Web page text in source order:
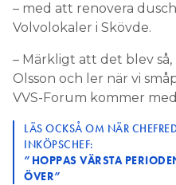
– med att renovera
Volvolokaler i Skövde.
– Märkligt att det blev
Olsson och ler när vi
VVS-Forum kommer
LÄS OCKSÅ OM NÄR
INKÖPSCHEF:
”HOPPAS VÄRSTA
ÖVER”